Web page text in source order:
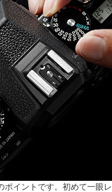
ポイントです。初めて一眼レ